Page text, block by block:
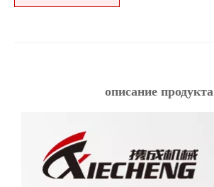
описание продукта